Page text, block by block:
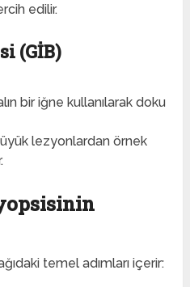
edilir.
(GİB)
bir iğne kullanılarak doku
lezyonlardan örnek
temel adımları içerir: